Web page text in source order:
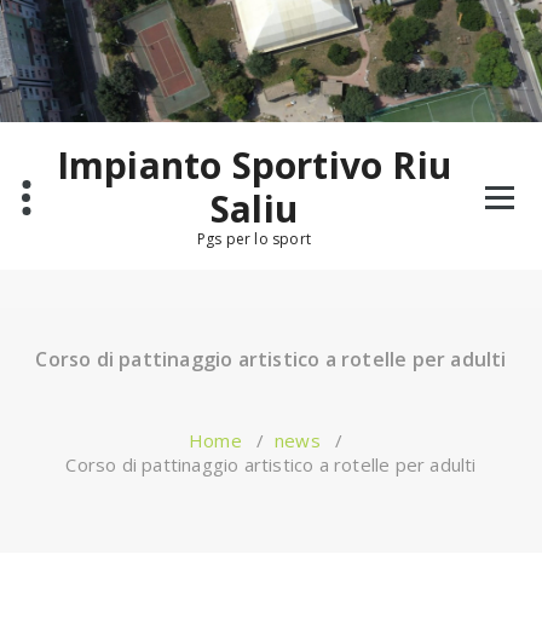
Salta
al
contenuto
Impianto Sportivo Riu
Saliu
Pgs per lo sport
Corso di pattinaggio artistico a rotelle per adulti
Home / news /
Corso di pattinaggio artistico a rotelle per adulti